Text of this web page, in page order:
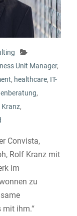
Unit Manager,
, healthcare, IT-
,
Kranz,
Convista,
Rolf Kranz mit
im
zu
mit ihm.“